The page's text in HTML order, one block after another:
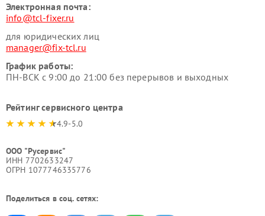
Электронная почта:
info@tcl-fixer.ru
для юридических лиц
manager@fix-tcl.ru
График работы:
ПН-ВСК с 9:00 до 21:00 без перерывов и выходных
Рейтинг сервисного центра
4.9-5.0
ООО "Русервис"
ИНН 7702633247
ОГРН 1077746335776
Поделиться в соц. сетях: